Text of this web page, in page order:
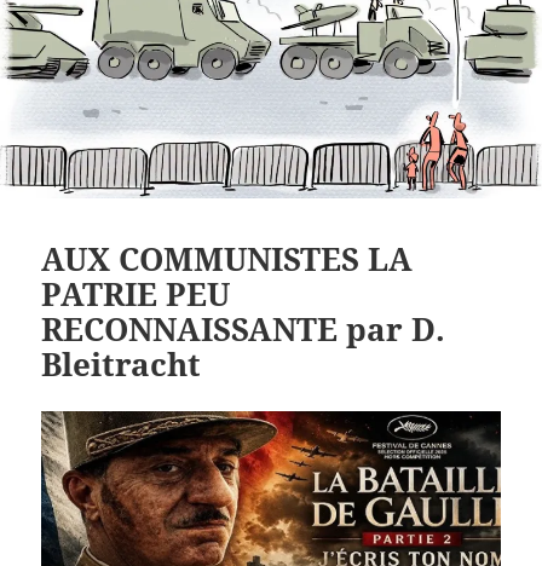
AUX COMMUNISTES LA
PATRIE PEU
RECONNAISSANTE par D.
Bleitracht